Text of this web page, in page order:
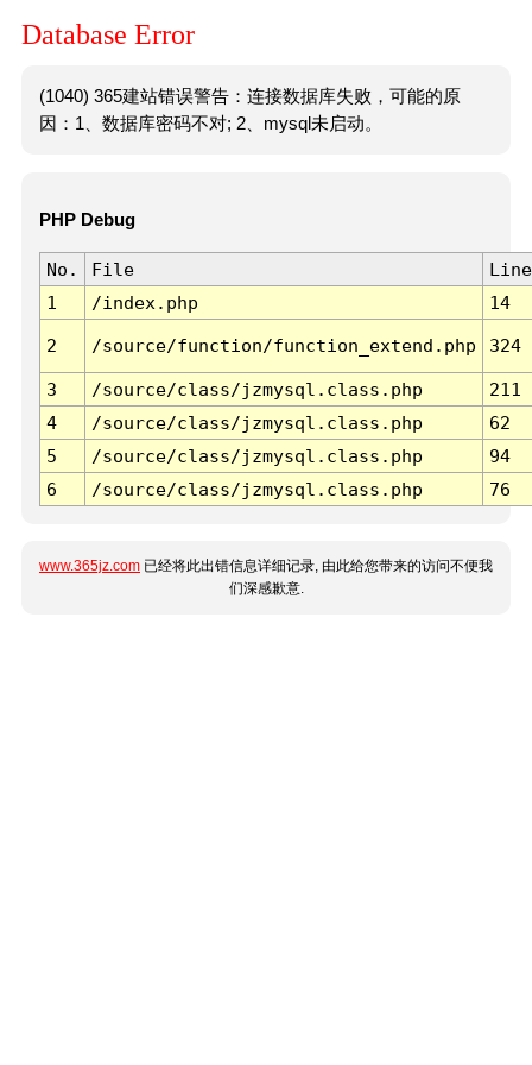
Database Error
(1040) 365建站错误警告：连接数据库失败，可能的原
因：1、数据库密码不对; 2、mysql未启动。
PHP Debug
No. File
Line
1
/index.php 14
2 /source/function/function_extend.php 324
3 /source/class/jzmysql.class.php
211
4
/source/class/jzmysql.class.php
62
5
/source/class/jzmysql.class.php
94
6
/source/class/jzmysql.class.php 76
www.365jz.com 已经将此出错信息详细记录, 由此给您带来的访问不便我
们深感歉意.